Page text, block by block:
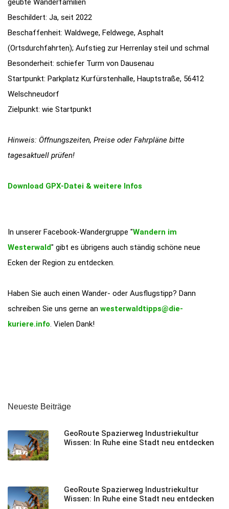
Beschildert: Ja, seit 2022
Beschaffenheit: Waldwege, Feldwege, Asphalt
(Ortsdurchfahrten); Aufstieg zur Herrenlay steil und schmal
Besonderheit: schiefer Turm von Dausenau
Startpunkt: Parkplatz Kurfürstenhalle, Hauptstraße, 56412
Welschneudorf
Zielpunkt: wie Startpunkt
Hinweis: Öffnungszeiten, Preise oder Fahrpläne bitte
tagesaktuell prüfen!
Download GPX-Datei & weitere Infos
In unserer Facebook-Wandergruppe "Wandern im
Westerwald" gibt es übrigens auch ständig schöne neue
Ecken der Region zu entdecken.
Haben Sie auch einen Wander- oder Ausflugstipp? Dann
schreiben Sie uns gerne an westerwaldtipps@die-
kuriere.info . Vielen Dank!
Neueste Beiträge
GeoRoute Spazierweg Industriekultur
Wissen: In Ruhe eine Stadt neu entdecken
GeoRoute Spazierweg Industriekultur
Wissen: In Ruhe eine Stadt neu entdecken